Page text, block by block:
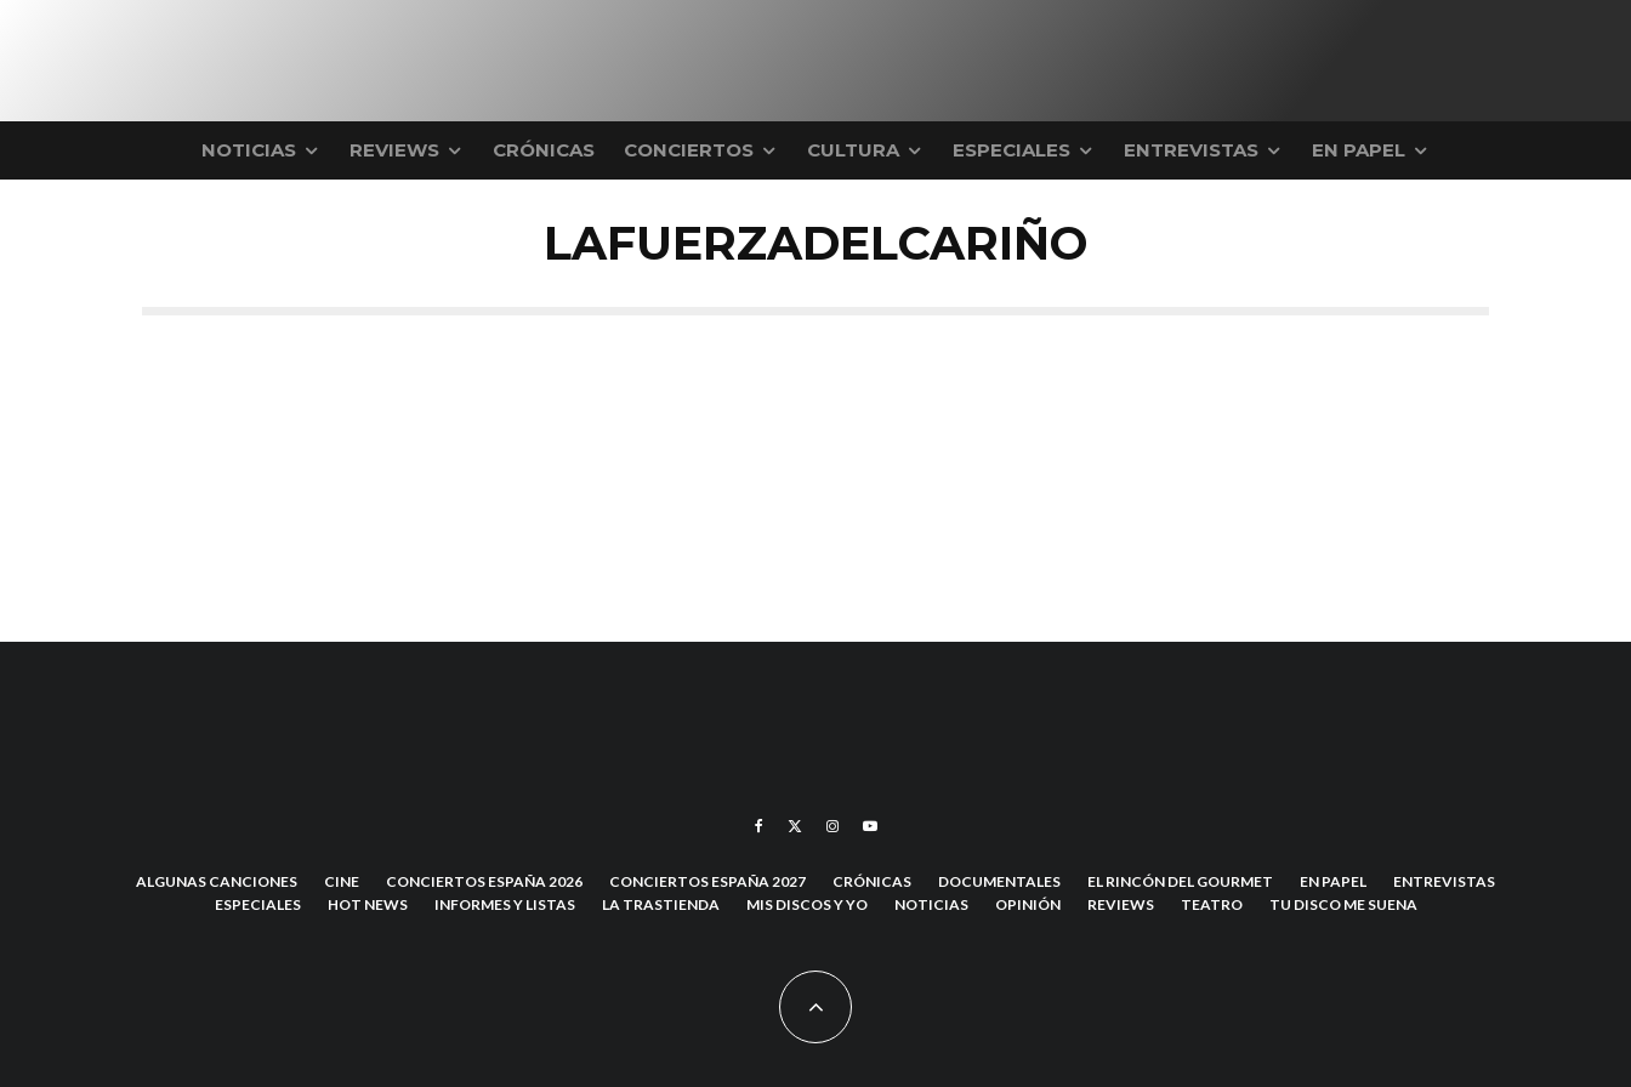
NOTICIAS REVIEWS CRÓNICAS CONCIERTOS CULTURA ESPECIALES ENTREVISTAS EN PAPEL
LAFUERZADELCARIÑO
ALGUNAS CANCIONES CINE CONCIERTOS ESPAÑA 2026 CONCIERTOS ESPAÑA 2027 CRÓNICAS DOCUMENTALES EL RINCÓN DEL GOURMET EN PAPEL
ENTREVISTAS
ESPECIALES
HOT NEWS INFORMES Y LISTAS LA TRASTIENDA MIS DISCOS Y YO NOTICIAS OPINIÓN REVIEWS TEATRO TU DISCO ME SUENA